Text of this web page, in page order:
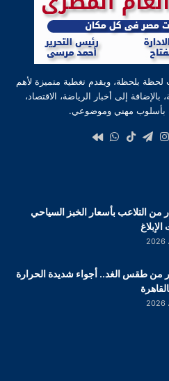
بلحظة، ويقدم تغطية متميزة لأهم
بالإضافة إلى أخبار الرياضة، الاقتصاد،
بأسلوب مهني وموضوعي.
‫YouTube
انستقرام
تيلقرام‫TikTokواتساب
من التلاعب بأسعار الخبز السياحي
من طقس الغد.. أجواء شديدة الحرارة